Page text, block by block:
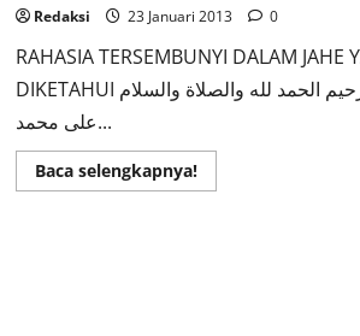
Redaksi 23 Januari 2013 0
RAHASIA TERSEMBUNYI DALAM JAHE
DIKETAHUI بسم الله الرحمن الرحيم الحمد لله والصلاة والسلام
على محمد...
Baca selengkapnya!Read
more